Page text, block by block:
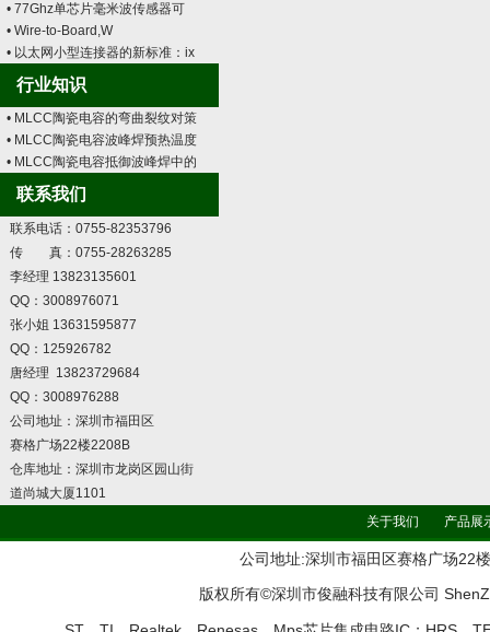
• 77Ghz单芯片毫米波传感器可
• Wire-to-Board,W
• 以太网小型连接器的新标准：ix
行业知识
• MLCC陶瓷电容的弯曲裂纹对策
• MLCC陶瓷电容波峰焊预热温度
• MLCC陶瓷电容抵御波峰焊中的
联系我们
联系电话：0755-82353796
传 真：0755-28263285
李经理 13823135601
QQ：3008976071
张小姐 13631595877
QQ：125926782
唐经理 13823729684
QQ：3008976288
公司地址：深圳市福田区
赛格广场22楼2208B
仓库地址：深圳市龙岗区园山街
道尚城大厦1101
关于我们 产品展
公司地址:深圳市福田区赛格广场22
版权所有©深圳市俊融科技有限公司